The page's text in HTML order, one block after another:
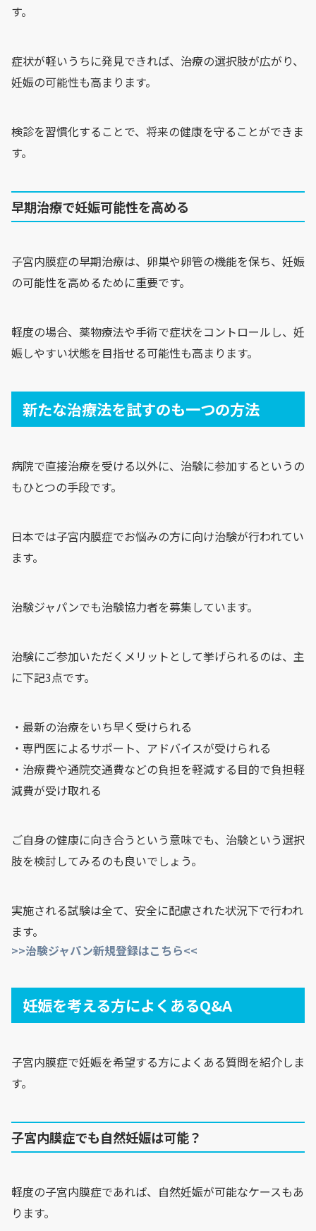
す。
症状が軽いうちに発見できれば、治療の選択肢が広がり、
妊娠の可能性も高まります。
検診を習慣化することで、将来の健康を守ることができま
す。
早期治療で妊娠可能性を高める
子宮内膜症の早期治療は、卵巣や卵管の機能を保ち、妊娠
の可能性を高めるために重要です。
軽度の場合、薬物療法や手術で症状をコントロールし、妊
娠しやすい状態を目指せる可能性も高まります。
新たな治療法を試すのも一つの方法
病院で直接治療を受ける以外に、治験に参加するというの
もひとつの手段です。
日本では子宮内膜症でお悩みの方に向け治験が行われてい
ます。
治験ジャパンでも治験協力者を募集しています。
治験にご参加いただくメリットとして挙げられるのは、主
に下記3点です。
・最新の治療をいち早く受けられる
・専門医によるサポート、アドバイスが受けられる
・治療費や通院交通費などの負担を軽減する目的で負担軽
減費が受け取れる
ご自身の健康に向き合うという意味でも、治験という選択
肢を検討してみるのも良いでしょう。
実施される試験は全て、安全に配慮された状況下で行われ
ます。
>>治験ジャパン新規登録はこちら<<
妊娠を考える方によくあるQ&A
子宮内膜症で妊娠を希望する方によくある質問を紹介しま
す。
子宮内膜症でも自然妊娠は可能？
軽度の子宮内膜症であれば、自然妊娠が可能なケースもあ
ります。